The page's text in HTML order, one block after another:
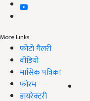
More Links
फोटो गैलरी
वीडियो
मासिक पत्रिका
फोरम
डायरेक्टरी